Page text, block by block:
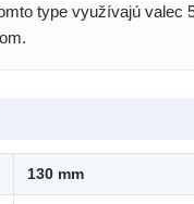
type využívajú valec
130 mm